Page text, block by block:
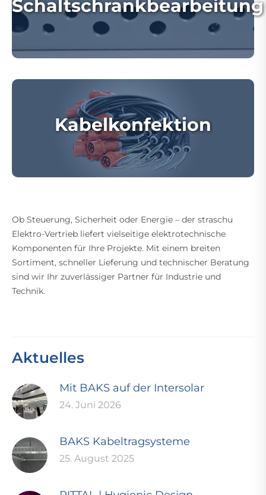
Schaltschrankbearbeitung
Kabelkonfektion
Ob Steuerung, Sicherheit oder Energie – der straschu
Elektro-Vertrieb liefert vielseitige elektrotechnische
Komponenten für Ihre Projekte. Mit einem breiten
Sortiment, schneller Lieferung und technischer Beratung
sind wir Ihr zuverlässiger Partner für Industrie und
Technik.
Aktuelles
Mit BAKS auf der Intersolar
24. Juni 2026
BAKS Kabeltragsysteme
25. August 2025